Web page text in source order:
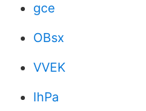
gce
OBsx
VVEK
IhPa